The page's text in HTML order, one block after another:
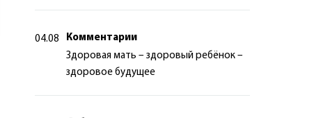
04.08
Комментарии
Здоровая мать – здоровый ребёнок –
здоровое будущее